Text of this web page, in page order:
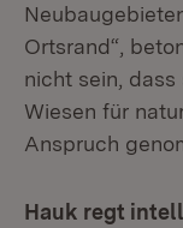
Ortsrand“,
nicht sein,
Wiesen für
Anspruch
Hauk regt